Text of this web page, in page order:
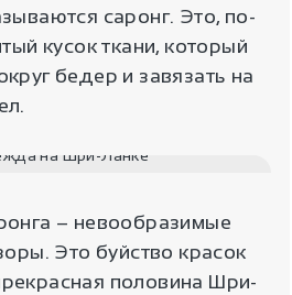
саронг. Это, по-
кусок ткани, который
бедер и завязать на
– невообразимые
Это буйство красок
половина Шри-